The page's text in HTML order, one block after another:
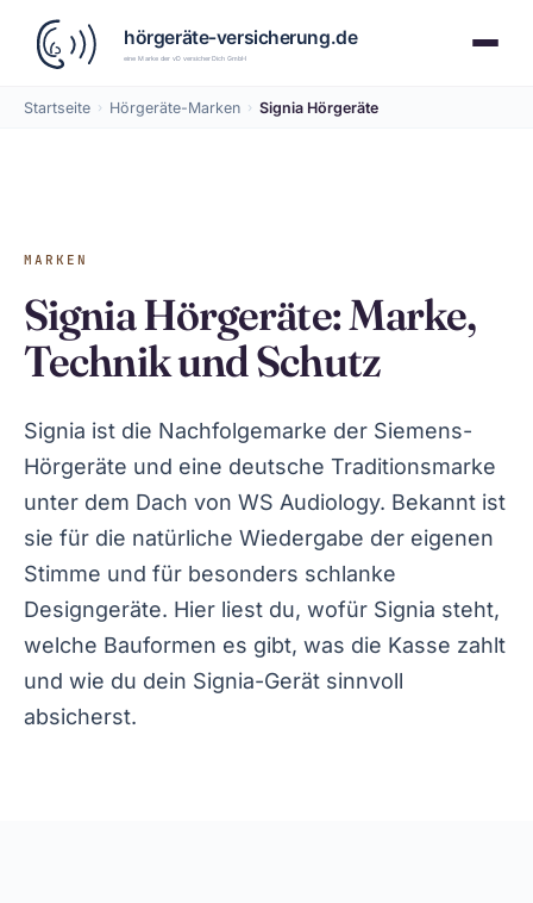
Startseite › Hörgeräte-Marken › Signia Hörgeräte
MARKEN
Signia Hörgeräte: Marke,
Technik und Schutz
Signia ist die Nachfolgemarke der Siemens-
Hörgeräte und eine deutsche Traditionsmarke
unter dem Dach von WS Audiology. Bekannt ist
sie für die natürliche Wiedergabe der eigenen
Stimme und für besonders schlanke
Designgeräte. Hier liest du, wofür Signia steht,
welche Bauformen es gibt, was die Kasse zahlt
und wie du dein Signia-Gerät sinnvoll
absicherst.